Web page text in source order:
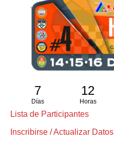
7
Días
12
Horas
Lista de Participantes
Inscribirse / Actualizar Datos